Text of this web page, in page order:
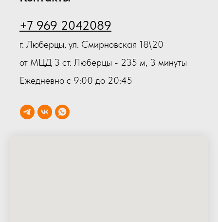
+7 969 2042089
г. Люберцы, ул. Смирновская 18\20
от МЦД 3 ст. Люберцы - 235 м, 3 минуты
Ежедневно с 9:00 до 20:45